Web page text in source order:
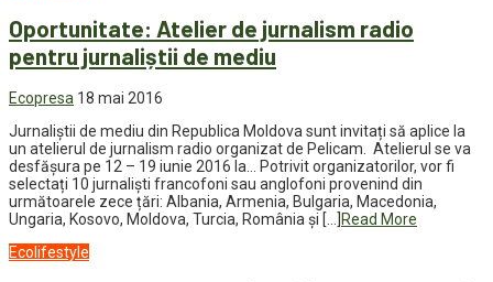
Oportunitate: Atelier de jurnalism radio
pentru jurnaliștii de mediu
Ecopresa 18 mai 2016
Jurnaliștii de mediu din Republica Moldova sunt invitați să aplice la
un atelierul de jurnalism radio organizat de Pelicam. Atelierul se va
desfășura pe 12 – 19 iunie 2016 la… Potrivit organizatorilor, vor fi
selectați 10 jurnaliști francofoni sau anglofoni provenind din
următoarele zece țări: Albania, Armenia, Bulgaria, Macedonia,
Ungaria, Kosovo, Moldova, Turcia, România și […]
Read More
Ecolifestyle